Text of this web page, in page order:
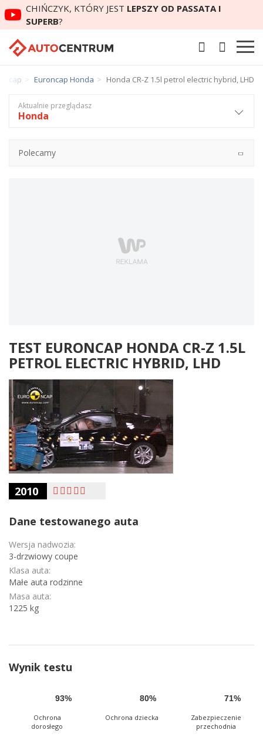
CHIŃCZYK, KTÓRY JEST LEPSZY OD PASSATA I
SUPERB?
Euroncap Honda Honda CR-Z 1.5l petrol electric hybrid, LHD
Aktualnie przeglądasz
Honda
Polecamy
TEST EURONCAP HONDA CR-Z 1.5L
PETROL ELECTRIC HYBRID, LHD
2010
Dane testowanego auta
Wersja nadwozia:
3-drzwiowy coupe
Klasa auta:
Małe auta rodzinne
Masa auta:
1225 kg
Wynik testu
93%
Ochrona
dorosłego
80%
Ochrona dziecka
71%
Zabezpieczenie
przechodnia